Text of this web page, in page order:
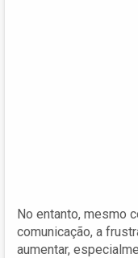
No entanto, mesmo
comunicação, a
aumentar,